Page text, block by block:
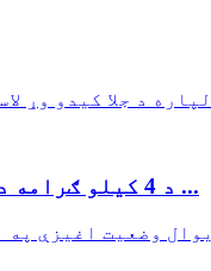
د 4 کیلو ګرامه درنو کیلوګرامو لپاره د جلا کیدو وړ لاستی ډیزاین ...